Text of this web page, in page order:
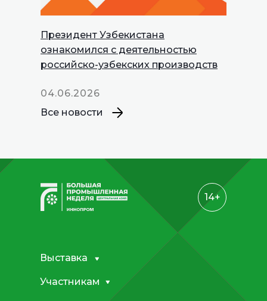
Президент Узбекистана
ознакомился с деятельностью
российско-узбекских производств
04.06.2026
Все новости
14+
INNOPROM
Talks
Участникам
Выставка